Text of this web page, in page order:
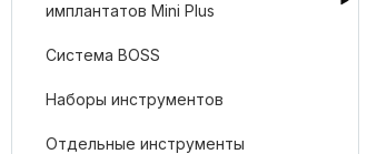
имплантатов Mini Plus
Система BOSS
Наборы инструментов
Отдельные инструменты